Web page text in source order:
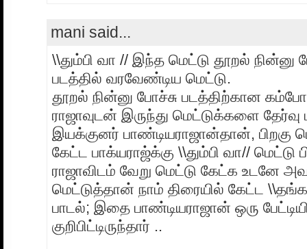
mani said...
\\தும்பி வா // இந்த மெட்டு தூறல் நின்னு
படத்தில் வரவேண்டிய மெட்டு.
தூறல் நின்னு போச்சு படத்திற்கான
ராஜாவுடன் இருந்து மெட்டுக்களை
இயக்குனர் பாண்டியராஜான்தான், பிறகு
கேட்ட பாக்யராஜ்க்கு \\தும்பி வா// மெட்டு
ராஜாவிடம் வேறு மெட்டு கேட்க உடனே
மெட்டுத்தான் நாம் திரையில் கேட்ட
பாடல்; இதை பாண்டியராஜான் ஒரு
குறிபிட்டிருந்தார் ..